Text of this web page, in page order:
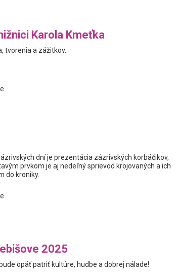
Karola Kmeťka
tvorenia a zážitkov.
dní je prezentácia zázrivských korbáčikov,
prvkom je aj nedeľný sprievod krojovaných a ich
do kroniky.
2025
opäť patriť kultúre, hudbe a dobrej nálade!